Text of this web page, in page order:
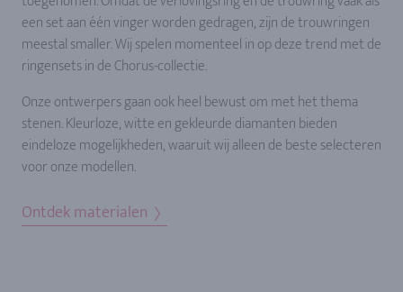
een set aan één vinger worden gedragen, zijn de trouwringen
meestal smaller. Wij spelen momenteel in op deze trend met de
ringensets in de Chorus-collectie.
Onze ontwerpers gaan ook heel bewust om met het thema
stenen. Kleurloze, witte en gekleurde diamanten bieden
eindeloze mogelijkheden, waaruit wij alleen de beste selecteren
voor onze modellen.
Ontdek materialen